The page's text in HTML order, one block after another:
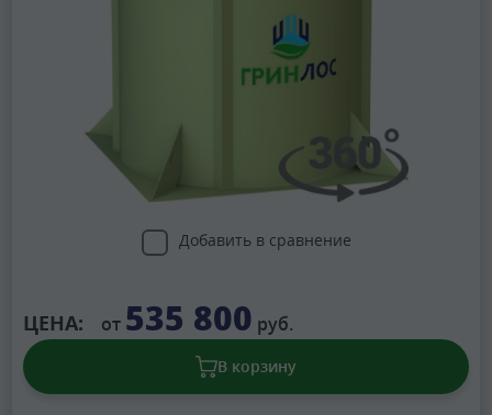
Добавить в сравнение
ЦЕНА: от 535 800 руб.
В корзину